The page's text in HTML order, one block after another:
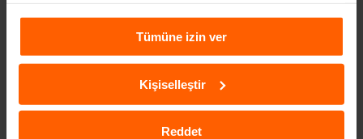
içeriklerin sunulmasına yardımcı olur. Daha fazla
Çerezlere İlişkin Aydınlatma Metni
ulaşabilirsiniz.
Tümüne izin ver
Kişiselleştir
Reddet